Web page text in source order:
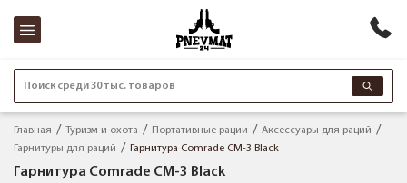
Поиск среди 30 тыс. товаров
Главная Туризм и охота Портативные рации
Аксессуары для раций
Гарнитуры для раций
Гарнитура Comrade CM-3 Black
Гарнитура Comrade CM-3 Black